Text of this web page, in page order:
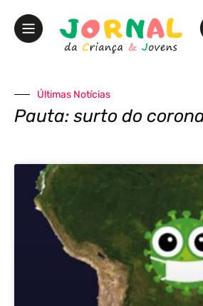
Últimas Notícias
Pauta: surto do